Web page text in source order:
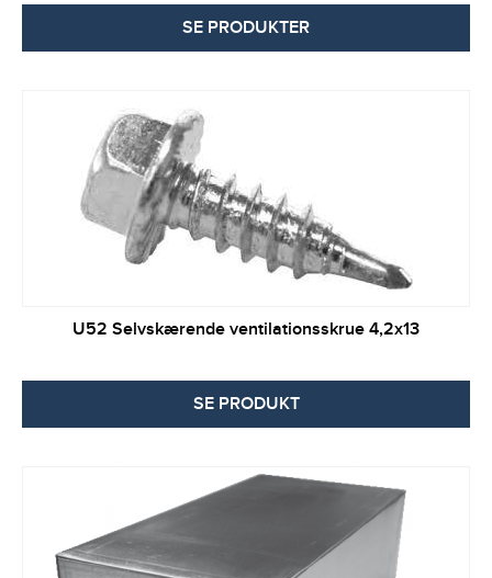
SE PRODUKTER
U52 Selvskærende ventilationsskrue 4,2x13
SE PRODUKT